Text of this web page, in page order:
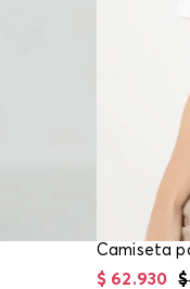
$
$ 62.930